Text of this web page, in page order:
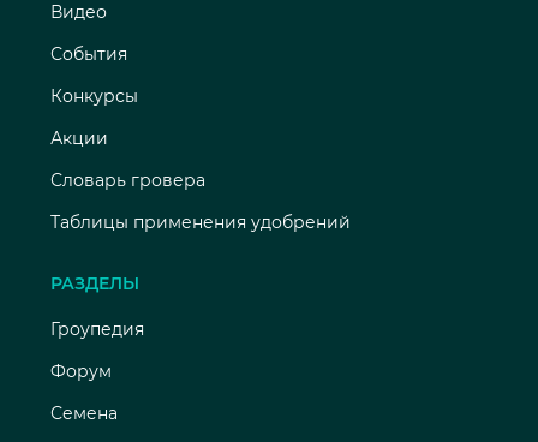
Видео
События
Конкурсы
Акции
Словарь гровера
Таблицы применения удобрений
РАЗДЕЛЫ
Гроупедия
Форум
Семена